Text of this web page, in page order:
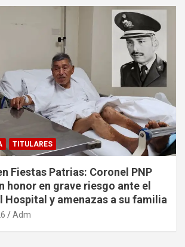
TITULARES
Fiestas Patrias: Coronel PNP
honor en grave riesgo ante el
Hospital y amenazas a su familia
Adm